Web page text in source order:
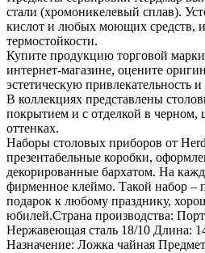
стали (хромоникелевый сплав).
кислот и любых моющих средств,
термостойкости.
Купите продукцию торговой
интернет-магазине, оцените
эстетическую привлекательность
В коллекциях представлены
покрытием и с отделкой в черном,
оттенках.
Наборы столовых приборов от
презентабельные коробки,
декорированные бархатом. На
фирменное клеймо. Такой набор –
подарок к любому празднику,
юбилей.Страна производства:
Нержавеющая сталь 18/10 Длина:
Назначение: Ложка чайная